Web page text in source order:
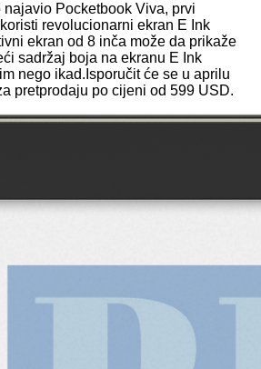
Pocketbook Viva, prvi
revolucionarni ekran E Ink
ekran od 8 inča može da prikaže
sadržaj boja na ekranu E Ink
nego ikad.Isporučit će se u aprilu
pretprodaju po cijeni od 599 USD.